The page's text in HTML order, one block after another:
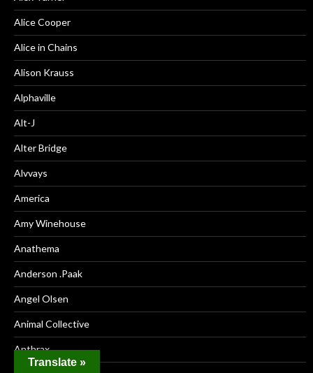
Alice Cooper
Alice in Chains
Alison Krauss
Alphaville
Alt-J
Alter Bridge
Alvvays
America
Amy Winehouse
Anathema
Anderson .Paak
Angel Olsen
Animal Collective
Anthrax
Translate »